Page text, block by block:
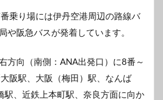
乗り場には伊丹空港周辺の路線バ
や阪急バスが発着しています。
方向（南側：ANA出発口）に8番～
阪駅、大阪（梅田）駅、なんば
駅、近鉄上本町駅、奈良方面に向か